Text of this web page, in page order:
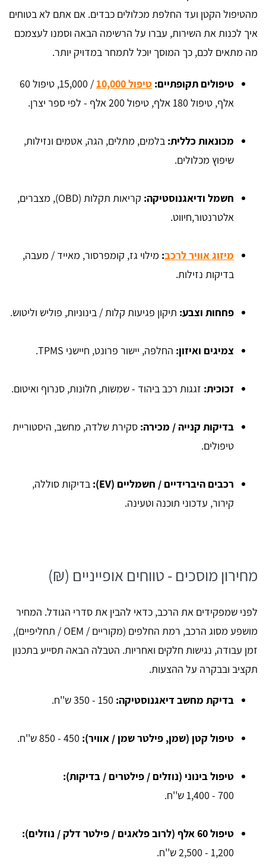
מהטיפול הקטן ועד החלפת מכלולים כבדים. אם אתם לא בטוחים
איך לכנות את השירות, עברו על הרשימה הבאה וסמנו לעצמכם
מה מתאים לכם, כך המוסך יוכל לתמחר במדויק יותר.
טיפולים תקופתיים: טיפול 10,000
/ 15,000, טיפול 60
אלף, טיפול 180 אלף, טיפול 200 אלף - לפי ספר יצרן.
מכונאות כללית: בלמים, מתלים, הגה, אטמים ונזילות,
שיפוץ מכלולים.
חשמל ודיאגנוסטיקה:
קריאות תקלות (OBD), מצברים,
אלטרנטור,חיווט.
מיזוג אוויר לרכב: מילוי גז, קומפרסור, מאייד / מעבה,
בדיקות נזילות.
פחחות וצבע: תיקון פגיעות קלות / בינוניות, פוליש וליטוש.
צמיגים ואיזון: החלפה, יישור פרונט, חיישני TPMS.
זכוכית: זגגות רכב ביהוד - שמשות, חלונות, סנרוף ואיטום.
בדיקות קנייה / מכירה: סקירת שלדה, מחשב, היסטוריית
טיפולים.
רכבים היברידיים / חשמליים (EV):
בדיקות סוללה,
קירור, עדכוני תוכנה וטעינה.
מחירון מוסכים - טווחים אופייניים (₪)
לפני שמפקידים את הרכב, כדאי להבין את סדרי הגודל. המחיר
מושפע מסוג הרכב, רמת החלפים (מקוריים / OEM / תחליפיים),
זמן עבודה, נגישות חלקים ואחריות. הטבלה הבאה תסייע בתכנון
תקציב ובבקרה על ההצעות.
בדיקת מחשב דיאגנוסטיקה: 150 - 350 ש''ח.
טיפול קטן (שמן, פילטר שמן / אוויר):
טיפול בינוני (נוזלים / פילטרים / בדיקות):
700 - 1,400 ש''ח.
טיפול 60 אלף (לרוב פלאגים / פילטר דלק / נוזלים):
1,200 - 2,500 ש''ח.